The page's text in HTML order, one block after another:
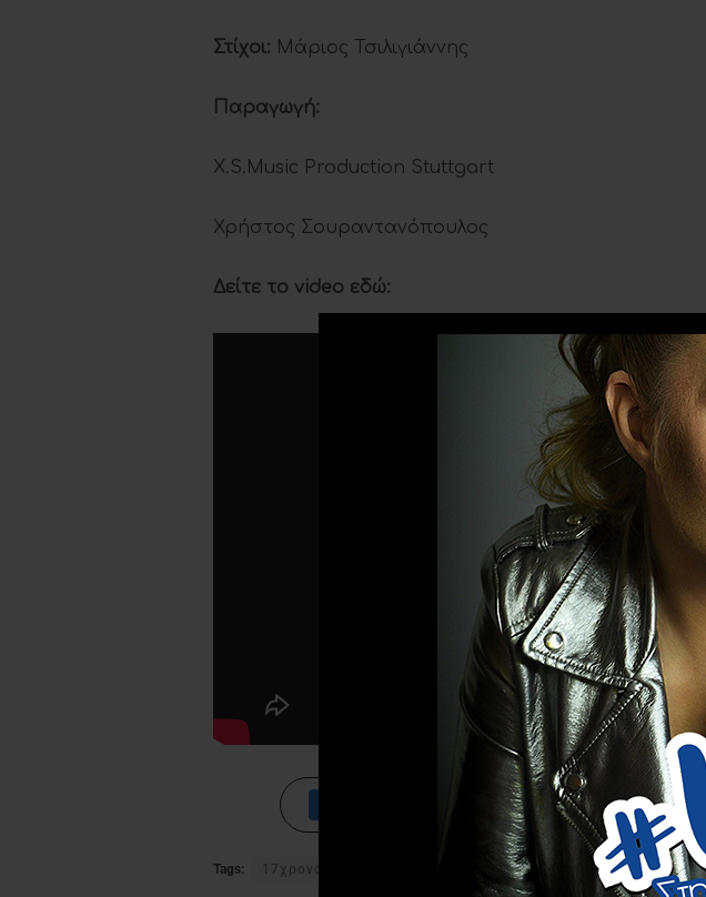
Στίχοι: Μάριος Τσιλιγιάννης
Παραγωγή:
X.S.Music Production Stuttgart
Χρήστος Σουραντανόπουλος
Δείτε το video εδώ:
Tags: 17χρονος Μάριος Τσιλιγιάννης